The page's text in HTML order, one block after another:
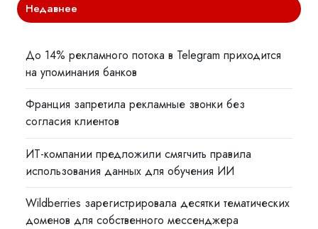
Недавнее
До 14% рекламного потока в Telegram приходится
на упоминания банков
Франция запретила рекламные звонки без
согласия клиентов
ИТ-компании предложили смягчить правила
использования данных для обучения ИИ
Wildberries зарегистрировала десятки тематических
доменов для собственного мессенджера